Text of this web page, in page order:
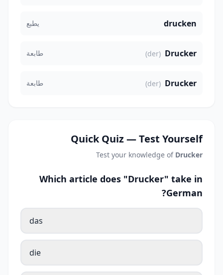
drucken يطبع
Drucker
(der) طابعة
Drucker
(der) طابعة
Quick Quiz — Test Yourself
Test your knowledge of Drucker
Which article does "Drucker" take in
German?
das
die